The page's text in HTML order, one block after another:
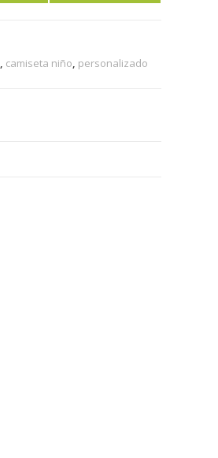
, camiseta niño, personalizado